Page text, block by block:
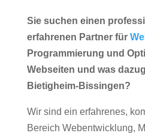
Sie suchen einen
erfahrenen Partner für
Programmierung und
Webseiten und was
Bietigheim-Bissingen?
Wir sind ein erfahrenes,
Bereich Webentwicklung,